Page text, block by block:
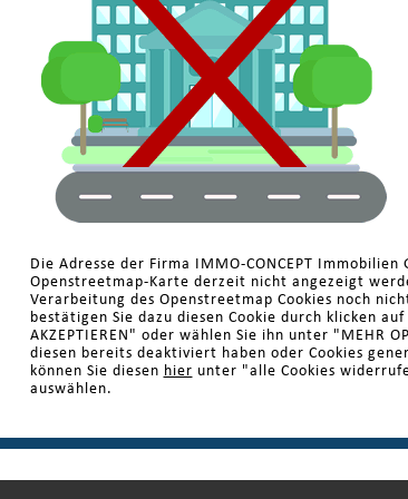
Die Adresse der Firma IMMO-CONCEPT Immobilien
Openstreetmap-Karte derzeit nicht angezeigt
Verarbeitung des Openstreetmap Cookies noch
bestätigen Sie dazu diesen Cookie durch klicken auf
AKZEPTIEREN" oder wählen Sie ihn unter "MEHR
diesen bereits deaktiviert haben oder Cookies
können Sie diesen hier unter "alle Cookies
auswählen.